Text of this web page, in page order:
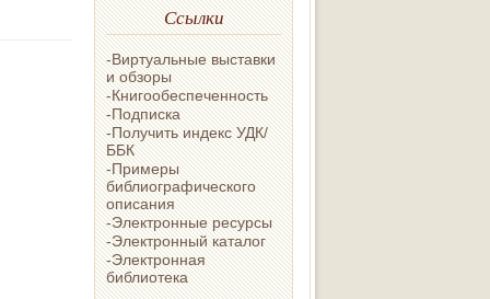
Ссылки
-Виртуальные выставки
и обзоры
-Книгообеспеченность
-Подписка
-Получить индекс УДК/
ББК
-Примеры
библиографического
описания
-Электронные ресурсы
-Электронный каталог
-Электронная
библиотека